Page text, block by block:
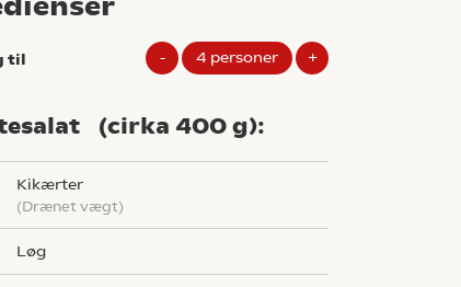
til - 4 personer +
(cirka 400 g):
kikærter
(drænet vægt)
løg